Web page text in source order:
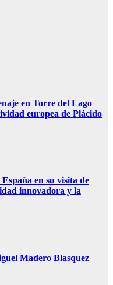
en Torre del Lago
europea de Plácido
en su visita de
innovadora y la
Madero Blasquez